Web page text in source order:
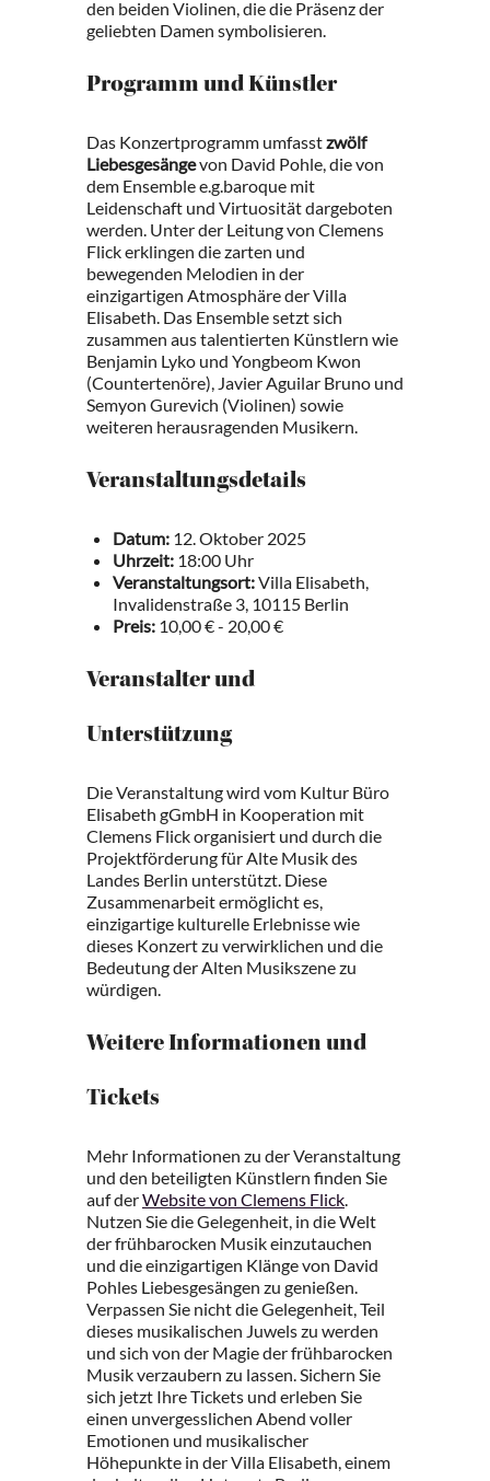
den beiden Violinen, die die Präsenz der
geliebten Damen symbolisieren.
Programm und Künstler
Das Konzertprogramm umfasstzwölf
Liebesgesängevon David Pohle, die von
dem Ensemble e.g.baroque mit
Leidenschaft und Virtuosität dargeboten
werden. Unter der Leitung von Clemens
Flick erklingen die zarten und
bewegenden Melodien in der
einzigartigen Atmosphäre der Villa
Elisabeth. Das Ensemble setzt sich
zusammen aus talentierten Künstlern wie
Benjamin Lyko und Yongbeom Kwon
(Countertenöre), Javier Aguilar Bruno und
Semyon Gurevich (Violinen) sowie
weiteren herausragenden Musikern.
Veranstaltungsdetails
Datum: 12. Oktober 2025
Uhrzeit: 18:00 Uhr
Veranstaltungsort:Villa Elisabeth,
Invalidenstraße 3, 10115 Berlin
Preis: 10,00 € - 20,00 €
Veranstalter und
Unterstützung
Die Veranstaltung wird vom Kultur Büro
Elisabeth gGmbH in Kooperation mit
Clemens Flick organisiert und durch die
Projektförderung für Alte Musik des
Landes Berlin unterstützt. Diese
Zusammenarbeit ermöglicht es,
einzigartige kulturelle Erlebnisse wie
dieses Konzert zu verwirklichen und die
Bedeutung der Alten Musikszene zu
würdigen.
Weitere Informationen und
Tickets
Mehr Informationen zu der Veranstaltung
und den beteiligten Künstlern finden Sie
auf derWebsite von Clemens Flick.
Nutzen Sie die Gelegenheit, in die Welt
der frühbarocken Musik einzutauchen
und die einzigartigen Klänge von David
Pohles Liebesgesängen zu genießen.
Verpassen Sie nicht die Gelegenheit, Teil
dieses musikalischen Juwels zu werden
und sich von der Magie der frühbarocken
Musik verzaubern zu lassen. Sichern Sie
sich jetzt Ihre Tickets und erleben Sie
einen unvergesslichen Abend voller
Emotionen und musikalischer
Höhepunkte in der Villa Elisabeth, einem